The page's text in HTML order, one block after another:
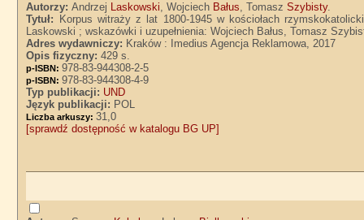
Autorzy:Andrzej Laskowski, Wojciech Bałus, TomaszSzybisty.
Tytuł:
Korpus witraży z lat 1800-1945 w kościołach
Laskowski ; wskazówki i uzupełnienia: Wojciech Bałus, Tomasz
Adres wydawniczy: Kraków : Imedius Agencja Reklamowa, 2017
Opis fizyczny:429 s.
p-ISBN:978-83-944308-2-5
p-ISBN:978-83-944308-4-9
Typ publikacji: UND
Język publikacji: POL
Liczba arkuszy:31,0
[sprawdź dostępność w katalogu BG UP]